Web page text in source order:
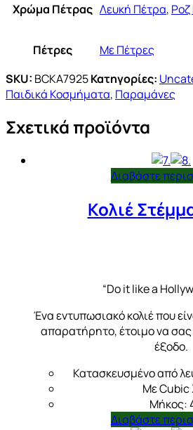
Χρώμα Πέτρας Λευκή Πέτρα,
Πέτρες
Με Πέτρες
SKU: BCKA7925Κατηγορίες:
Παιδικά Κοσμήματα, Παραμάνες
Σχετικά προϊόντα
Διαβάστε
Κολιέ
“Do it like a
Ένα εντυπωσιακό κολιέ που
απαρατήρητο, έτοιμο να
έξοδο.
Κατασκευσμένο από
Με Cubic
Μήκος:
Διαβάστε